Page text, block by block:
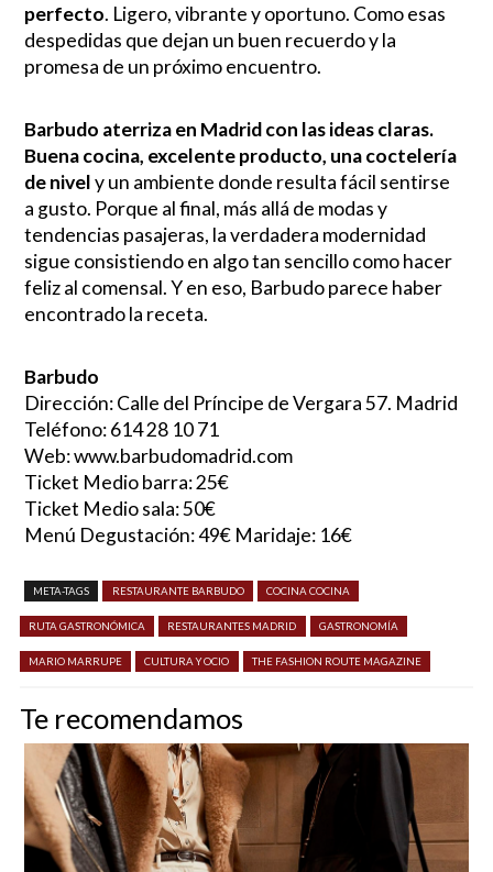
perfecto. Ligero, vibrante y oportuno. Como esas
despedidas que dejan un buen recuerdo y la
promesa de un próximo encuentro.
Barbudo aterriza en Madrid con las ideas claras.
Buena cocina, excelente producto, una coctelería
de nively un ambiente donde resulta fácil sentirse
a gusto. Porque al final, más allá de modas y
tendencias pasajeras, la verdadera modernidad
sigue consistiendo en algo tan sencillo como hacer
feliz al comensal. Y en eso, Barbudo parece haber
encontrado la receta.
Barbudo
Dirección: Calle del Príncipe de Vergara 57. Madrid
Teléfono: 614 28 10 71
Web: www.barbudomadrid.com
Ticket Medio barra: 25€
Ticket Medio sala: 50€
Menú Degustación: 49€ Maridaje: 16€
META-TAGS RESTAURANTE BARBUDO COCINA COCINA
RUTA GASTRONÓMICA RESTAURANTES MADRID GASTRONOMÍA
MARIO MARRUPE CULTURA Y OCIO THE FASHION ROUTE MAGAZINE
Te recomendamos